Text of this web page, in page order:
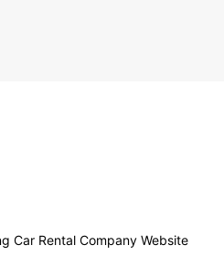
Car Rental Company Website